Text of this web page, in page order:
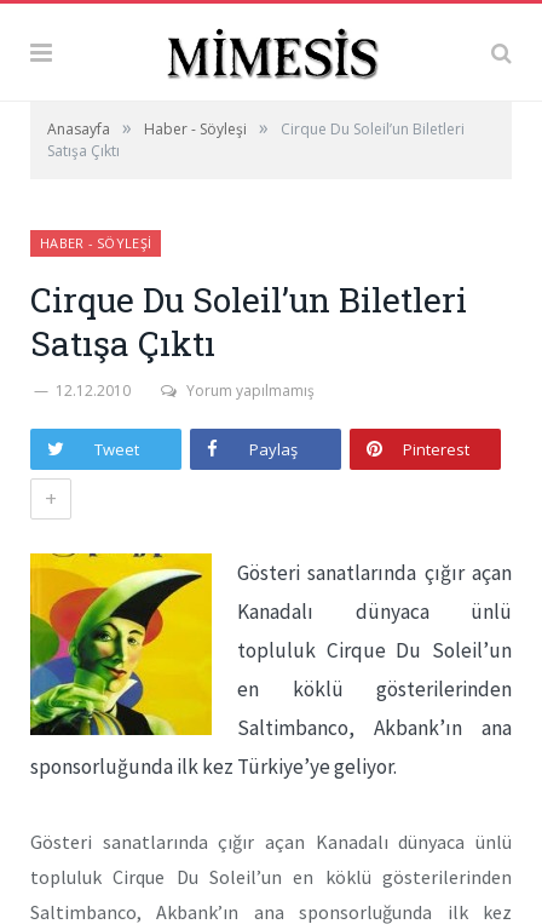
Anasayfa » Haber - Söyleşi »
Cirque Du Soleil’un Biletleri
Satışa Çıktı
HABER - SÖYLEŞI
Cirque Du Soleil’un Biletleri
Satışa Çıktı
12.12.2010 Yorum yapılmamış
Tweet Paylaş Pinterest
+
Gösteri sanatlarında çığır açan
Kanadalı dünyaca ünlü
topluluk Cirque Du Soleil’un
en köklü gösterilerinden
Saltimbanco, Akbank’ın ana
sponsorluğunda ilk kez Türkiye’ye geliyor.
Gösteri sanatlarında çığır açan Kanadalı dünyaca ünlü
topluluk Cirque Du Soleil’un en köklü gösterilerinden
Saltimbanco, Akbank’ın ana sponsorluğunda ilk kez